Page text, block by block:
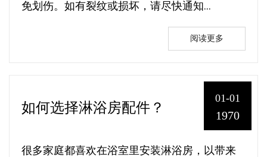
免划伤。如有裂纹或损坏，请尽快通知...
阅读更多
01-01
1970
如何选择淋浴房配件？
很多家庭都喜欢在浴室里安装淋浴房，以带来